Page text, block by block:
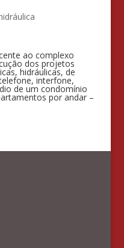
ao complexo
dos projetos
hidráulicas, de
interfone,
de um condomínio
por andar –